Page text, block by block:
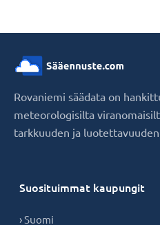
Rovaniemi säädata on
meteorologisilta
tarkkuuden ja
Suosituimmat kaupungit
› Suomi